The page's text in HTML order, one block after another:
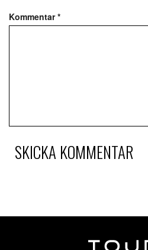
Kommentar*
SKICKA KOMMENTAR